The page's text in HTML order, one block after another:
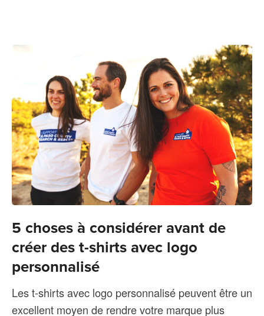
5 choses à considérer avant de
créer des t-shirts avec logo
personnalisé
Les t-shirts avec logo personnalisé peuvent être un
excellent moyen de rendre votre marque plus